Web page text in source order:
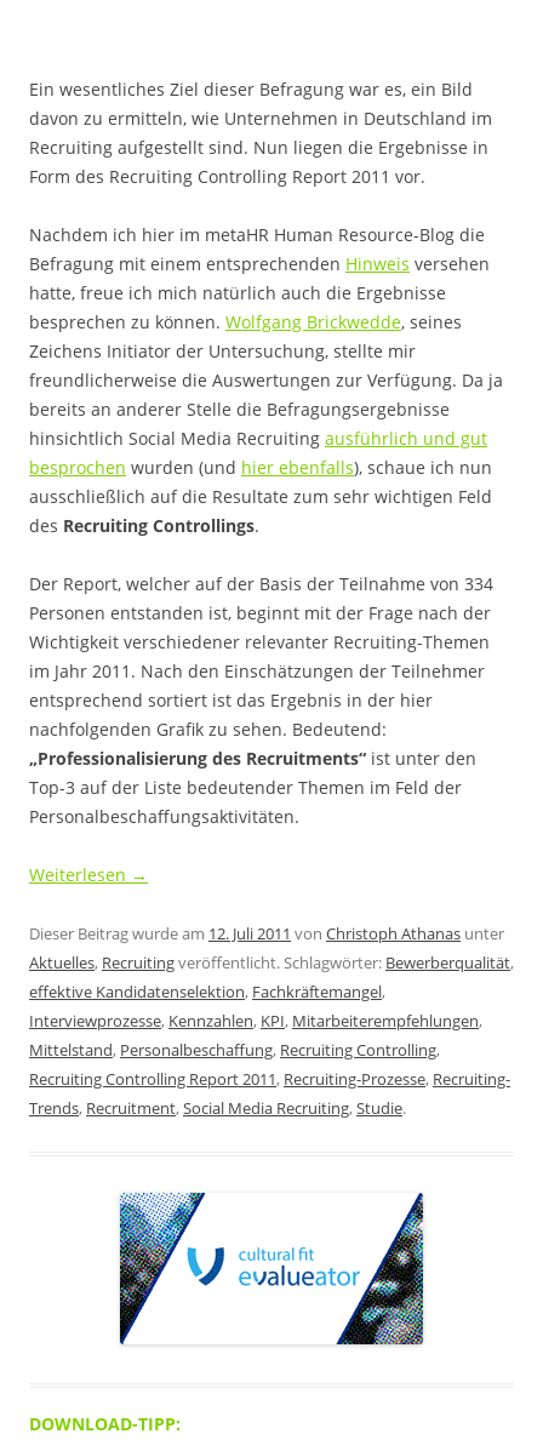
Ein wesentliches Ziel dieser Befragung war es, ein Bild
davon zu ermitteln, wie Unternehmen in Deutschland im
Recruiting aufgestellt sind. Nun liegen die Ergebnisse in
Form des Recruiting Controlling Report 2011 vor.
Nachdem ich hier im metaHR Human Resource-Blog die
Befragung mit einem entsprechenden Hinweis versehen
hatte, freue ich mich natürlich auch die Ergebnisse
besprechen zu können. Wolfgang Brickwedde, seines
Zeichens Initiator der Untersuchung, stellte mir
freundlicherweise die Auswertungen zur Verfügung. Da ja
bereits an anderer Stelle die Befragungsergebnisse
hinsichtlich Social Media Recruiting ausführlich und gut
besprochen wurden (und hier ebenfalls), schaue ich nun
ausschließlich auf die Resultate zum sehr wichtigen Feld
des Recruiting Controllings.
Der Report, welcher auf der Basis der Teilnahme von 334
Personen entstanden ist, beginnt mit der Frage nach der
Wichtigkeit verschiedener relevanter Recruiting-Themen
im Jahr 2011. Nach den Einschätzungen der Teilnehmer
entsprechend sortiert ist das Ergebnis in der hier
nachfolgenden Grafik zu sehen. Bedeutend:
„Professionalisierung des Recruitments“ ist unter den
Top-3 auf der Liste bedeutender Themen im Feld der
Personalbeschaffungsaktivitäten.
Weiterlesen →
Dieser Beitrag wurde am 12. Juli 2011 von Christoph Athanas unter
Aktuelles, Recruitingveröffentlicht. Schlagwörter: Bewerberqualität,
effektive Kandidatenselektion, Fachkräftemangel,
Interviewprozesse, Kennzahlen, KPI, Mitarbeiterempfehlungen,
Mittelstand, Personalbeschaffung, Recruiting Controlling,
Recruiting Controlling Report 2011, Recruiting-Prozesse, Recruiting-
Trends, Recruitment,Social Media Recruiting,Studie.
DOWNLOAD-TIPP: